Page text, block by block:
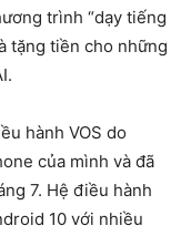
trình “dạy tiếng
tặng tiền cho những
hành VOS do
của mình và đã
7. Hệ điều hành
10 với nhiều